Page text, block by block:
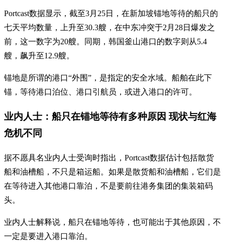
Portcast数据显示，截至3月25日，在新加坡锚地等待的船只的
七天平均数量，上升至30.3艘，在中东冲突于2月28日爆发之
前，这一数字为20艘。同期，韩国釜山港口的数字则从5.4
艘，飙升至12.9艘。
锚地是所谓的港口“外围”，是指定的安全水域。船舶在此下
锚，等待港口泊位、港口引航员，或进入港口的许可。
业内人士：船只在锚地等待有多种原因 现状与红海
危机不同
据不愿具名业内人士受询时指出，Portcast数据估计包括散货
船和油槽船，不只是箱运船。如果是散货船和油槽船，它们是
在等待进入其他港口靠泊，不是要前往港务集团的集装箱码
头。
业内人士解释说，船只在锚地等待，也可能出于其他原因，不
一定是要进入港口靠泊。